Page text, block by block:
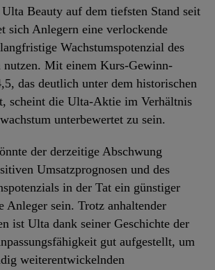
Beauty auf dem tiefsten Stand seit
sich Anlegern eine verlockende
Wachstumspotenzial des
nutzen. Mit einem Kurs-Gewinn-
das deutlich unter dem historischen
scheint die Ulta-Aktie im Verhältnis
unterbewertet zu sein.
der derzeitige Abschwung
Umsatzprognosen und des
in der Tat ein günstiger
Anleger sein. Trotz anhaltender
ist Ulta dank seiner Geschichte der
gut aufgestellt, um
weiterentwickelnden